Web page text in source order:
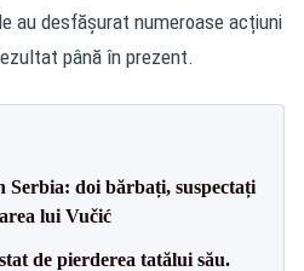
au desfășurat numeroase acțiuni
până în prezent.
Serbia: doi bărbați, suspectați
lui Vučić
de pierderea tatălui său.